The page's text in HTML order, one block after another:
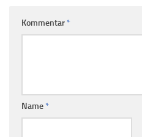
Kommentar *
Name *